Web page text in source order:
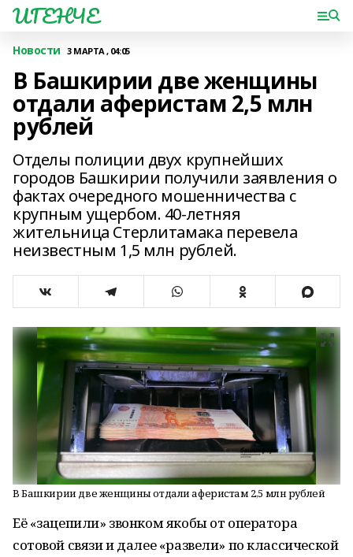
ИГЕНЧЕ
Новости 3 МАРТА , 04:05
В Башкирии две женщины
отдали аферистам 2,5 млн
рублей
Отделы полиции двух крупнейших
городов Башкирии получили заявления о
фактах очередного мошенничества с
крупным ущербом. 40-летняя
жительница Стерлитамака перевела
неизвестным 1,5 млн рублей.
В Башкирии две женщины отдали аферистам 2,5 млн рублей
Её «зацепили» звонком якобы от оператора
сотовой связи и далее «развели» по классической